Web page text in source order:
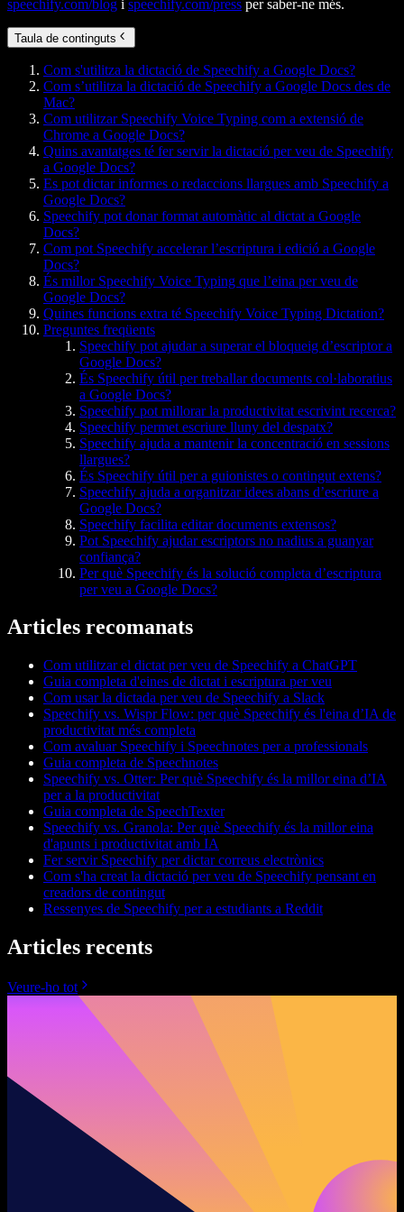
speechify.com/blog i speechify.com/press per saber-ne més.
Taula de continguts
Com s'utilitza la dictació de Speechify a Google Docs?
Com s’utilitza la dictació de Speechify a Google Docs des de
Mac?
Com utilitzar Speechify Voice Typing com a extensió de
Chrome a Google Docs?
Quins avantatges té fer servir la dictació per veu de Speechify
a Google Docs?
Es pot dictar informes o redaccions llargues amb Speechify a
Google Docs?
Speechify pot donar format automàtic al dictat a Google
Docs?
Com pot Speechify accelerar l’escriptura i edició a Google
Docs?
És millor Speechify Voice Typing que l’eina per veu de
Google Docs?
Quines funcions extra té Speechify Voice Typing Dictation?
Preguntes freqüents
Speechify pot ajudar a superar el bloqueig d’escriptor a
Google Docs?
És Speechify útil per treballar documents col·laboratius
a Google Docs?
Speechify pot millorar la productivitat escrivint recerca?
Speechify permet escriure lluny del despatx?
Speechify ajuda a mantenir la concentració en sessions
llargues?
És Speechify útil per a guionistes o contingut extens?
Speechify ajuda a organitzar idees abans d’escriure a
Google Docs?
Speechify facilita editar documents extensos?
Pot Speechify ajudar escriptors no nadius a guanyar
confiança?
Per què Speechify és la solució completa d’escriptura
per veu a Google Docs?
Articles recomanats
Com utilitzar el dictat per veu de Speechify a ChatGPT
Guia completa d'eines de dictat i escriptura per veu
Com usar la dictada per veu de Speechify a Slack
Speechify vs. Wispr Flow: per què Speechify és l'eina d’IA de
productivitat més completa
Com avaluar Speechify i Speechnotes per a professionals
Guia completa de Speechnotes
Speechify vs. Otter: Per què Speechify és la millor eina d’IA
per a la productivitat
Guia completa de SpeechTexter
Speechify vs. Granola: Per què Speechify és la millor eina
d'apunts i productivitat amb IA
Fer servir Speechify per dictar correus electrònics
Com s'ha creat la dictació per veu de Speechify pensant en
creadors de contingut
Ressenyes de Speechify per a estudiants a Reddit
Articles recents
Veure-ho tot